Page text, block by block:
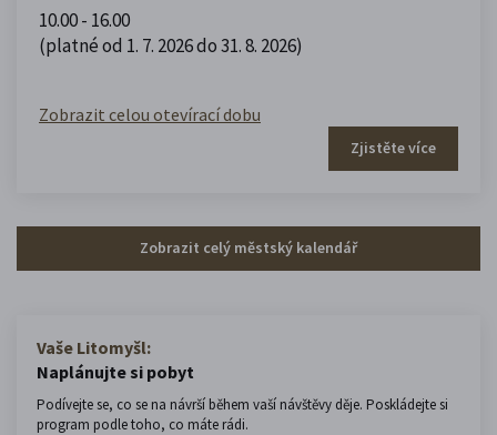
10.00 - 16.00
(platné od 1. 7. 2026 do 31. 8. 2026)
Zobrazit celou otevírací dobu
Zjistěte více
Zobrazit celý městský kalendář
Vaše Litomyšl:
Naplánujte si pobyt
Podívejte se, co se na návrší během vaší návštěvy děje. Poskládejte si
program podle toho, co máte rádi.